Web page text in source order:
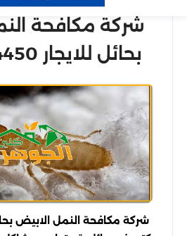
شركة مكافحة
بحائل للايجار 01025284450
شركة مكافحة النمل الابيض